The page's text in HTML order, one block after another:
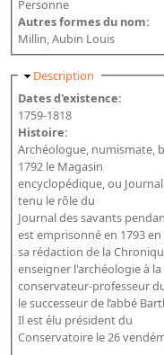
Bibliographie
France
Dictionnaire de la BnF
Dictionnaire BnF :
Dictionnaire BnF : index
Dictionnaire des fonds
provenances
Recherche de fonds,
L'histoire de la BnF en
Explorer
Organigrammes de la
Rapports d'activité de
Personne
Autres formes du nom:
Millin, Aubin Louis
Masquer
Description
Dates d'existence:
1759-1818
Histoire:
Archéologue, numismate,
1792 le Magasin
encyclopédique, ou
tenu le rôle du
Journal des savants
est emprisonné en 1793
sa rédaction de la
enseigner l'archéologie à
conservateur-professeur
le successeur de l’abbé
Il est élu président du
Conservatoire le 26